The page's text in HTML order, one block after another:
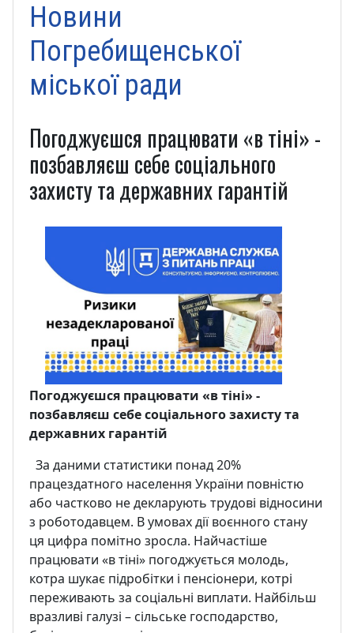
Новини
Погребищенської
міської ради
Погоджуєшся працювати «в тіні» -
позбавляєш себе соціального
захисту та державних гарантій
Погоджуєшся працювати «в тіні» -
позбавляєш себе соціального захисту та
державних гарантій
За даними статистики понад 20%
працездатного населення України повністю
або частково не декларують трудові відносини
з роботодавцем. В умовах дії воєнного стану
ця цифра помітно зросла. Найчастіше
працювати «в тіні» погоджується молодь,
котра шукає підробітки і пенсіонери, котрі
переживають за соціальні виплати. Найбільш
вразливі галузі – сільське господарство,